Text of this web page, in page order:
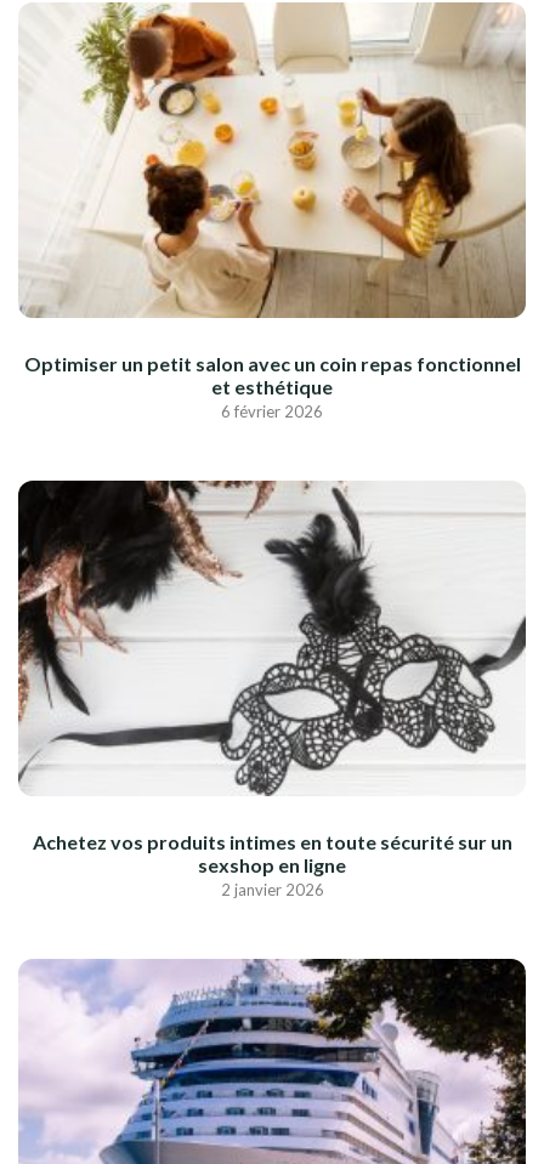
Optimiser un petit salon avec un coin repas fonctionnel
et esthétique
6 février 2026
Achetez vos produits intimes en toute sécurité sur un
sexshop en ligne
2 janvier 2026